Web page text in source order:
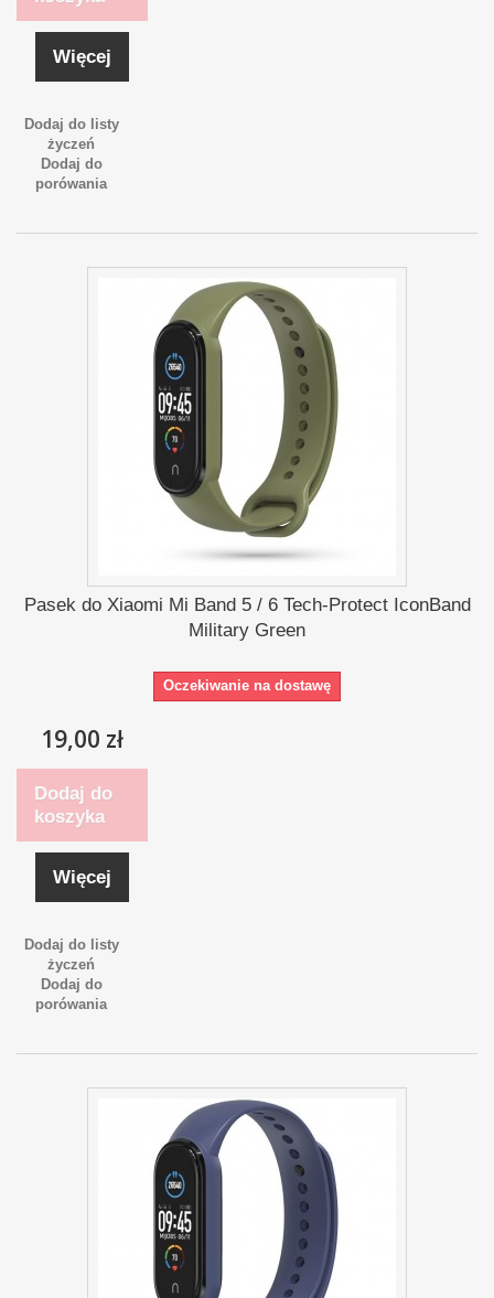
Więcej
Dodaj do listy
życzeń
Dodaj do
porówania
Pasek do Xiaomi Mi Band 5 / 6 Tech-Protect IconBand
Military Green
Oczekiwanie na dostawę
19,00 zł
Dodaj do
koszyka
Więcej
Dodaj do listy
życzeń
Dodaj do
porówania